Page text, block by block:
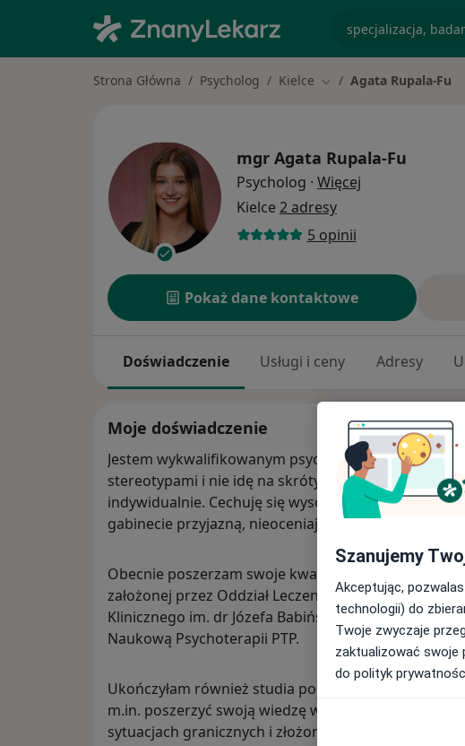
Strona Główna Psycholog Kielce Zmień miasto
Agata Rupala-Fu
mgr Agata Rupala-Fu
Psycholog · Więcej
Kielce 2 adresy
5 opinii
Pokaż dane kontaktowe
Doświadczenie Usługi i ceny Adresy
Moje doświadczenie
Jestem wykwalifikowanym psychologiem, pracuję z
stereotypami i nie idę na skróty, tylko podchodzę do
indywidualnie. Cechuję się wysokim poziomem
gabinecie przyjazną, nieoceniającą atmosferę.
Obecnie poszerzam swoje kwalifikacje i kształcę się
założonej przez Oddział Leczenia Zaburzeń
Klinicznego im. dr Józefa Babińskiego w Krakowie,
Naukową Psychoterapii PTP.
Ukończyłam również studia podyplomowe z
m.in. poszerzyć swoją wiedzę w zakresie
sytuacjach granicznych i złożonych emocjonalnie.
Szanujemy
Akceptując,
technologii) do
Twoje zwyczaje
zaktualizować swoje
do polityk